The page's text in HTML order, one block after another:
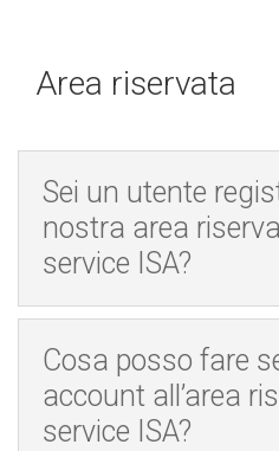
Area riservata
Sei un utente
nostra area
service ISA?
Cosa posso fare
account all’area
service ISA?